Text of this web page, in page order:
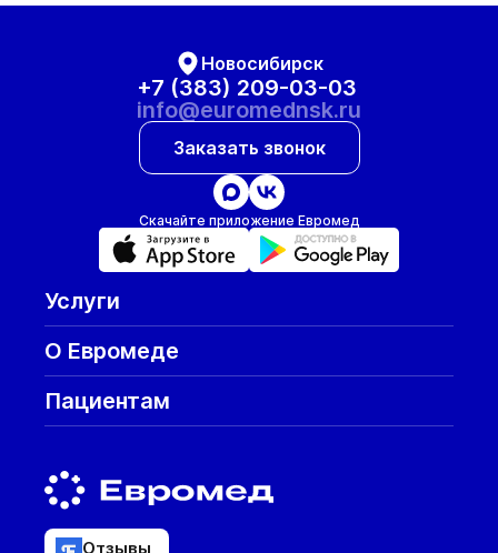
Новосибирск
+7 (383) 209-03-03
info@euromednsk.ru
Заказать звонок
Скачайте приложение Евромед
Услуги
О Евромеде
Пациентам
Отзывы